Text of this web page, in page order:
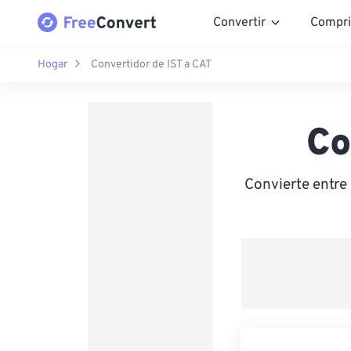
Convertir
Hogar Convertidor de IST a CAT
Convierte entre